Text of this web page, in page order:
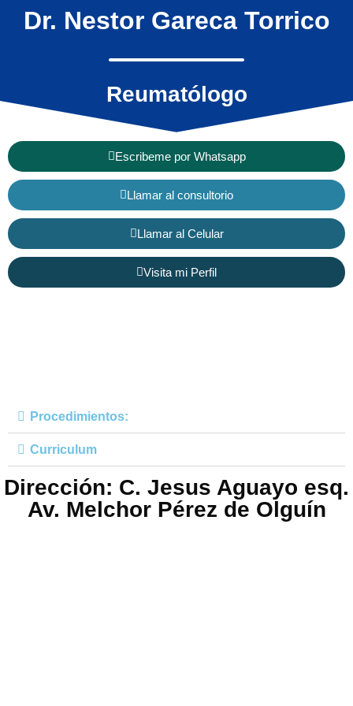
Dr. Nestor Gareca Torrico
Reumatólogo
Escribeme por Whatsapp
Llamar al consultorio
Llamar al Celular
Visita mi Perfil
Procedimientos:
Curriculum
Dirección: C. Jesus Aguayo esq.
Av. Melchor Pérez de Olguín